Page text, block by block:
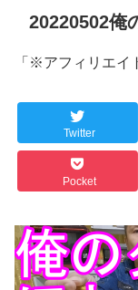
20220502俺
「※アフィリエイ
Twitter
Pocket